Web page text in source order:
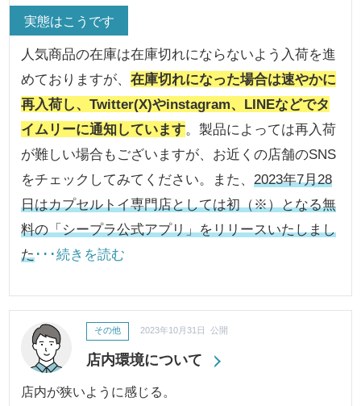
実態はこうです
人気商品の在庫は在庫切れにならないよう入荷を進
めておりますが、在庫切れになった場合は速やかに
再入荷し、Twitter(X)やinstagram、LINEなどでタ
イムリーに通知しています。製品によっては再入荷
が難しい場合もございますが、お近くの店舗のSNS
をチェックしてみてください。また、2023年7月28
日はカプセルトイ専門店としては初（※）となる無
料の「シープラ公式アプリ」をリリースいたしまし
た･･･続きを読む
店内環境について
その他 2023年10月31日 公開
店内が狭いように感じる。